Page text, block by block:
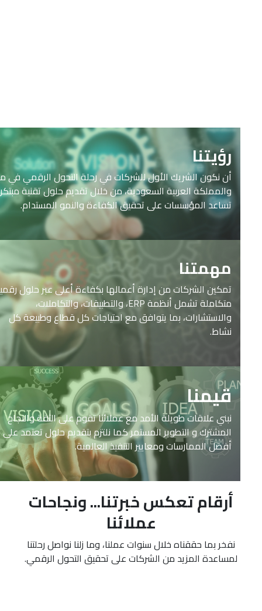
رؤيتنا
أن نكون الشريك الأول للشركات في رحلة التحول الرقمي في مصر
والمملكة العربية السعودية، من خلال تقديم حلول تقنية مبتكرة
تساعد المؤسسات على تحقيق الكفاءة والنمو المستدام.
مهمتنا
تمكين الشركات من إدارة أعمالها بكفاءة أعلى عبر حلول رقمية
متكاملة تشمل أنظمة ERP، والتطبيقات، والتكاملات،
والاستشارات، بما يتوافق مع احتياجات كل قطاع وطبيعة كل
نشاط.
قيمنا
نبني علاقات طويلة الأمد مع عملائنا تقوم على الثقة والنجاح
المشترك و التطوير المستمر كما نلتزم بتقديم حلول تعتمد على
أفضل الممارسات ومعايير التنفيذ العالمية.
أرقام تعكس خبرتنا... ونجاحات
عملائنا
نفخر بما حققناه خلال سنوات عملنا، وما زلنا نواصل رحلتنا
لمساعدة المزيد من الشركات على تحقيق التحول الرقمي.